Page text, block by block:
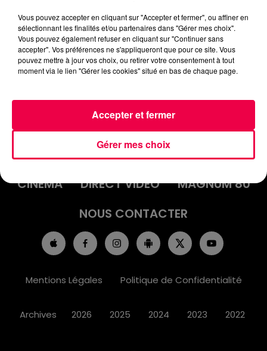
INFOS
AGENDA
JEUX
PODCASTS
CINÉMA
DIRECT VIDÉO
MAGNUM 80
NOUS CONTACTER
Mentions Légales Politique de Confidentialité
Archives 2026 2025 2024 2023 2022
Vous pouvez accepter en cliquant sur "Accepter et fermer", ou affiner en
sélectionnant les finalités et/ou partenaires dans "Gérer mes choix".
Vous pouvez également refuser en cliquant sur "Continuer sans
accepter". Vos préférences ne s'appliqueront que pour ce site. Vous
pouvez mettre à jour vos choix, ou retirer votre consentement à tout
moment via le lien "Gérer les cookies" situé en bas de chaque page.
Gérer mes choix
Accepter et fermer